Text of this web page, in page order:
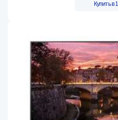
Купить в